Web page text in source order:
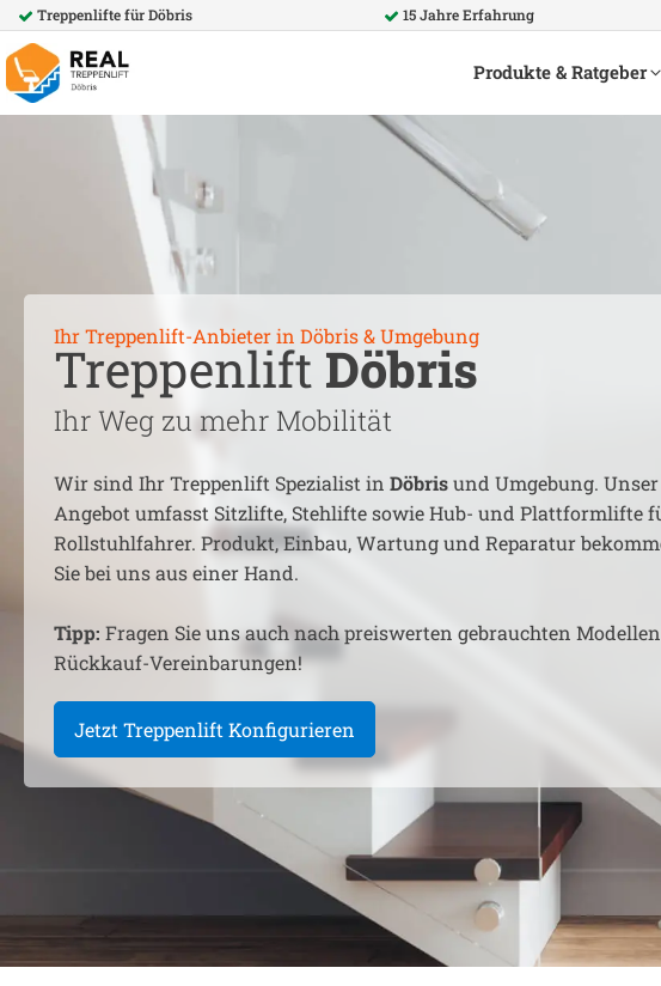
Treppenlifte fürDöbris 15 Jahre Erfahrung
Produkte & Ratgeber
Ihr Treppenlift-Anbieter in Döbris& Umgebung
Treppenlift Döbris
Ihr Weg zu mehr Mobilität
Wir sind Ihr Treppenlift Spezialist in Döbrisund Umgebung. Unser
Angebot umfasst Sitzlifte, Stehlifte sowie Hub- und Plattformlifte
Rollstuhlfahrer. Produkt, Einbau, Wartung und Reparatur
Sie bei uns aus einer Hand.
Tipp: Fragen Sie uns auch nach preiswerten gebrauchten
Rückkauf-Vereinbarungen!
Jetzt Treppenlift Konfigurieren